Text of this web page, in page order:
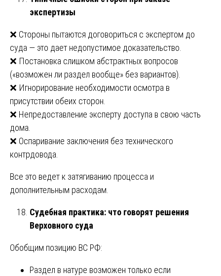
экспертизы
❌ Стороны пытаются договориться с экспертом до
суда — это дает недопустимое доказательство.
❌ Постановка слишком абстрактных вопросов
(«возможен ли раздел вообще» без вариантов).
❌ Игнорирование необходимости осмотра в
присутствии обеих сторон.
❌ Непредоставление эксперту доступа в свою часть
дома.
❌ Оспаривание заключения без технического
контрдовода.
Все это ведет к затягиванию процесса и
дополнительным расходам.
Судебная практика: что говорят решения
Верховного суда
Обобщим позицию ВС РФ:
Раздел в натуре возможен только если